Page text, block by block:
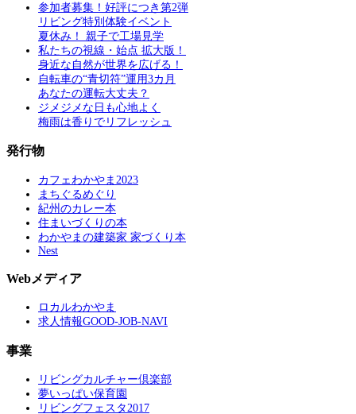
参加者募集！好評につき第2弾
リビング特別体験イベント
夏休み！ 親子で工場見学
私たちの視線・始点 拡大版！
身近な自然が世界を広げる！
自転車の“青切符”運用3カ月
あなたの運転大丈夫？
ジメジメな日も心地よく
梅雨は香りでリフレッシュ
発行物
カフェわかやま2023
まちぐるめぐり
紀州のカレー本
住まいづくりの本
わかやまの建築家 家づくり本
Nest
Webメディア
ロカルわかやま
求人情報GOOD-JOB-NAVI
事業
リビングカルチャー倶楽部
夢いっぱい保育園
リビングフェスタ2017